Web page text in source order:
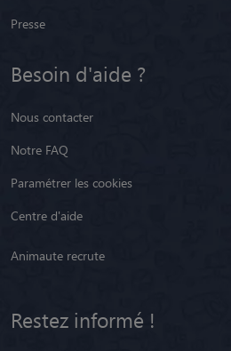
Presse
Besoin d'aide ?
Nous contacter
Notre FAQ
Paramétrer les cookies
Centre d'aide
Animaute recrute
Restez informé !